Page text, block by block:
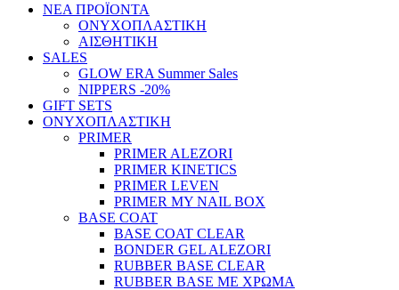
ΝΕΑ ΠΡΟΪΟΝΤΑ
ΟΝΥΧΟΠΛΑΣΤΙΚΗ
ΑΙΣΘΗΤΙΚΗ
SALES
GLOW ERA Summer Sales
NIPPERS -20%
GIFT SETS
ΟΝΥΧΟΠΛΑΣΤΙΚΗ
PRIMER
PRIMER ALEZORI
PRIMER KINETICS
PRIMER LEVEN
PRIMER MY NAIL BOX
BASE COAT
BASE COAT CLEAR
BONDER GEL ALEZORI
RUBBER BASE CLEAR
RUBBER BASE ΜΕ ΧΡΩΜΑ